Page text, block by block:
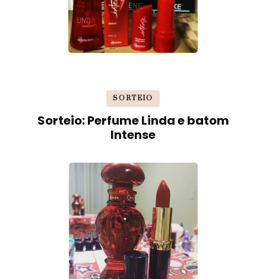
SORTEIO
Sorteio: Perfume Linda e batom
Intense